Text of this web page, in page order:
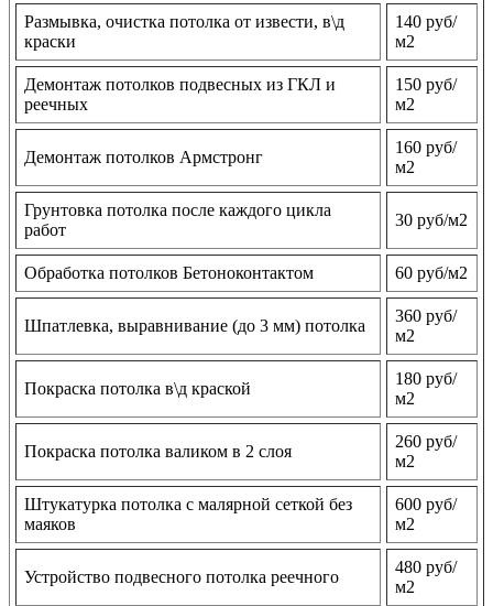
Размывка, очистка потолка от извести, в\д
краски
140 руб/
м2
Демонтаж потолков подвесных из ГКЛ и
реечных
150 руб/
м2
Демонтаж потолков Армстронг
160 руб/
м2
Грунтовка потолка после каждого цикла
работ
30 руб/м2
Обработка потолков Бетоноконтактом 60 руб/м2
Шпатлевка, выравнивание (до 3 мм) потолка
360 руб/
м2
Покраска потолка в\д краской
180 руб/
м2
Покраска потолка валиком в 2 слоя
260 руб/
м2
Штукатурка потолка с малярной сеткой без
маяков
600 руб/
м2
Устройство подвесного потолка реечного
480 руб/
м2